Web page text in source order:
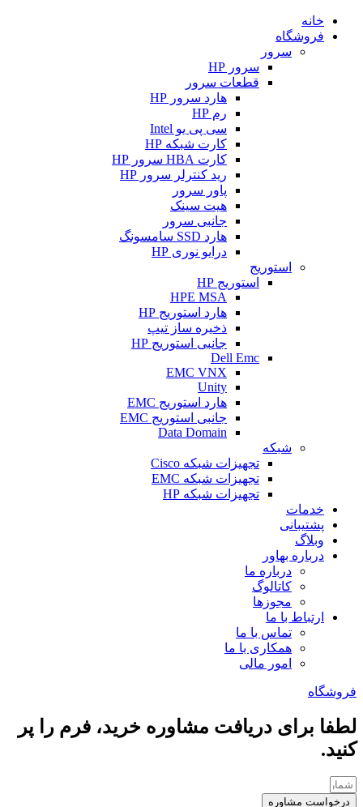
خانه
فروشگاه
سرور
سرور HP
قطعات سرور
هارد سرور HP
رم HP
سی پی یو Intel
کارت شبکه HP
کارت HBA سرور HP
رید کنترلر سرور HP
پاور سرور
هیت سینک
جانبی سرور
هارد SSD سامسونگ
درایو نوری HP
استوریج
استوریج HP
HPE MSA
هارد استوریج HP
ذخیره ساز تیپ
جانبی استوریج HP
Dell Emc
EMC VNX
Unity
هارد استوریج EMC
جانبی استوریج EMC
Data Domain
شبکه
تجهیزات شبکه Cisco
تجهیزات شبکه EMC
تجهیزات شبکه HP
خدمات
پشتیبانی
وبلاگ
درباره بهاور
درباره ما
کاتالوگ
مجوزها
ارتباط با ما
تماس با ما
همکاری با ما
امور مالی
فروشگاه
لطفا برای دریافت مشاوره خرید، فرم را پر
کنید.
درخواست مشاوره